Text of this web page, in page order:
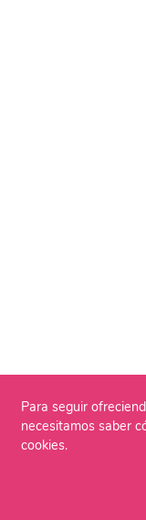
Para seguir
necesitamos saber
cookies.